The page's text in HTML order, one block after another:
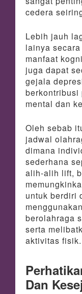
cedera
Lebih jauh
lainya
manfaat
juga dapat
gejala
berkontribusi
mental dan
Oleh sebab
jadwal
dimana
sederhana
alih-alih lift,
untuk berdiri
berolahraga
serta
aktivitas fisik.
Dan